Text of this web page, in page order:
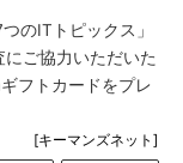
のITトピックス」
ご協力いただいた
フトカードをプレ
[キーマンズネット]